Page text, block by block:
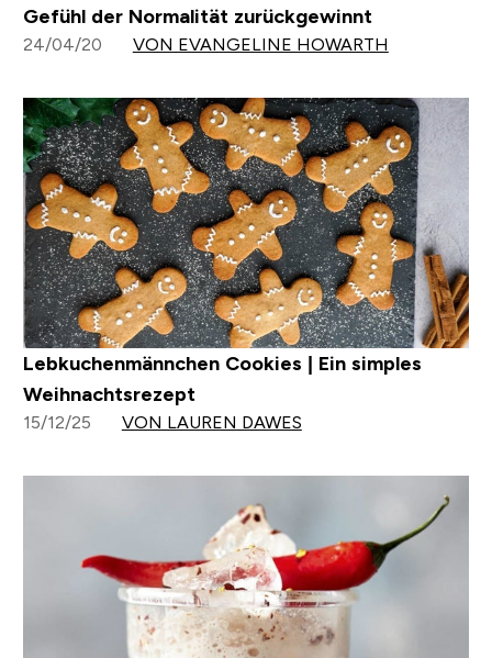
Gefühl der Normalität zurückgewinnt
24/04/20 VON EVANGELINE HOWARTH
Lebkuchenmännchen Cookies | Ein simples
Weihnachtsrezept
15/12/25 VON LAUREN DAWES